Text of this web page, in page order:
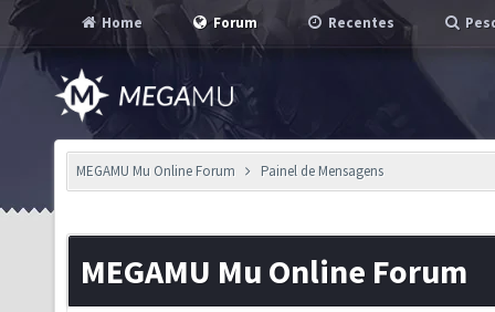
Home Forum Recentes
MEGAMU Mu Online Forum Painel de Mensagens
MEGAMU Mu Online Forum